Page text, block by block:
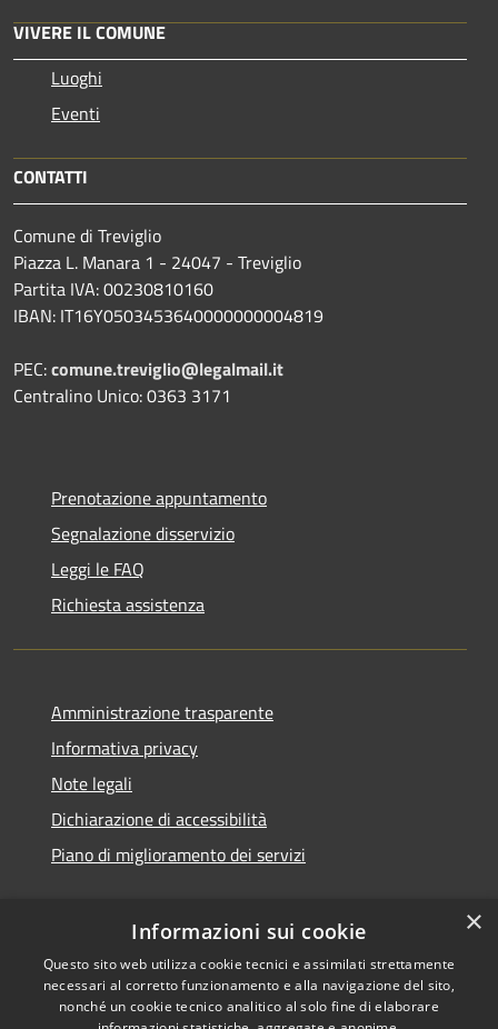
VIVERE IL COMUNE
Luoghi
Eventi
CONTATTI
Comune di Treviglio
Piazza L. Manara 1 - 24047 - Treviglio
Partita IVA: 00230810160
IBAN: IT16Y0503453640000000004819
PEC:comune.treviglio@legalmail.it
Centralino Unico: 0363 3171
Prenotazione appuntamento
Segnalazione disservizio
Leggi le FAQ
Richiesta assistenza
Amministrazione trasparente
Informativa privacy
Note legali
Dichiarazione di accessibilità
Piano di miglioramento dei servizi
RSS
Accessibilità
Privacy
Copyright © 2026 • Comune di
Treviglio • Powered by
Municipium•Accesso
×
Informazioni sui cookie
Questo sito web utilizza cookie tecnici e assimilati strettamente
necessari al corretto funzionamento e alla navigazione del sito,
nonché un cookie tecnico analitico al solo fine di elaborare